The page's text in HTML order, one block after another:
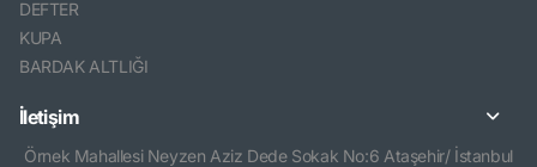
DEFTER
KUPA
BARDAK ALTLIĞI
İletişim
Örnek Mahallesi Neyzen Aziz Dede Sokak No:6 Ataşehir/ İstanbul